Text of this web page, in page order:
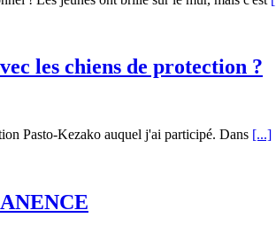
les chiens de protection ?
Pasto-Kezako auquel j'ai participé. Dans [...]